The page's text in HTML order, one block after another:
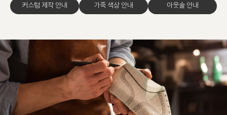
커스텀 제작 안내 가죽 색상 안내 아웃솔 안내